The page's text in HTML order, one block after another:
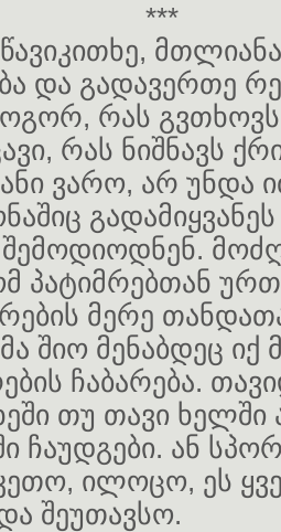
***
და გადავერთე
რას
რას ნიშნავს
ვარო, არ უნდა
პატიმრებთან
მერე
შიო მენაბდეც იქ
ჩაბარება.
თუ თავი ხელში
ჩაუდგები. ან
ილოცო, ეს
შეუთავსო.